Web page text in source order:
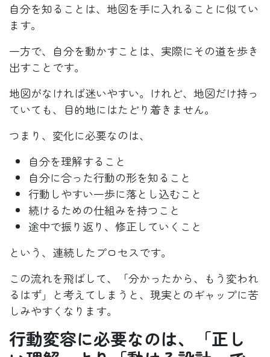
自分を知ることは、地図を手に入れることに似てい
ます。
一方で、自分を動かすことは、実際にその道を歩き
出すことです。
地図がなければ迷いやすい。けれど、地図だけ持っ
ていても、目的地にはたどり着きません。
つまり、変化に必要なのは、
自分を理解すること
自分に合った行動の形を知ること
行動しやすい一歩に落とし込むこと
続けるための仕組みを持つこと
途中で振り返り、修正していくこと
という、連続したプロセスです。
この流れを飛ばして、「分かったから、もう変われ
るはず」と考えてしまうと、現実とのギャップに苦
しみやすくなります。
行動変容に必要なのは、「正し